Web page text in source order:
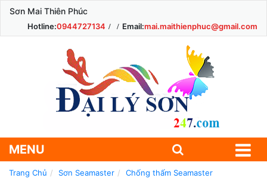
Sơn Mai Thiên Phúc
Hotline:0944727134 Email:mai.maithienphuc@gmail.com
MENU
Trang Chủ Sơn Seamaster Chống thấm Seamaster